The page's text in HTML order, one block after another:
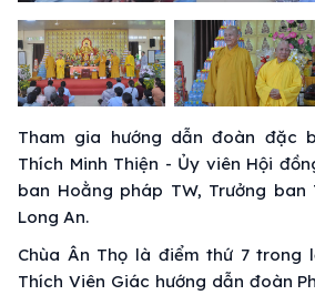
Tham gia hướng dẫn đoàn đặc
Thích Minh Thiện - Ủy viên Hội
ban Hoằng pháp TW, Trưởng ban
Long An.
Chùa Ân Thọ là điểm thứ 7 trong
Thích Viên Giác hướng dẫn đoàn